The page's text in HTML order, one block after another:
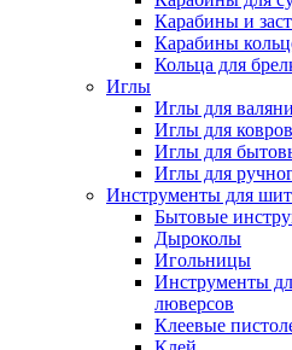
Карабины и
Карабины
Кольца для
Иглы
Иглы для
Иглы для
Иглы для
Иглы для
Инструменты для
Бытовые
Дыроколы
Игольницы
Инструменты
люверсов
Клеевые